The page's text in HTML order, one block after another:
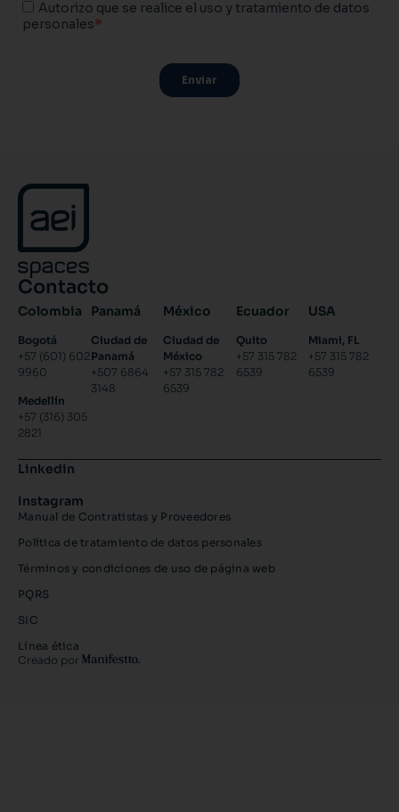
Contacto
Colombia
Bogotá
+57 (601) 602
9960
Medellín
+57 (316) 305
2821
Panamá
Ciudad de
Panamá
+507 6864
3148
México
Ciudad de
México
+57 315 782
6539
Ecuador
Quito
+57 315 782
6539
USA
Miami, FL
+57 315 782
6539
Linkedin
Instagram
Manual de Contratistas y Proveedores
Política de tratamiento de datos personales
Términos y condiciones de uso de página web
PQRS
SIC
Línea ética
Creado por